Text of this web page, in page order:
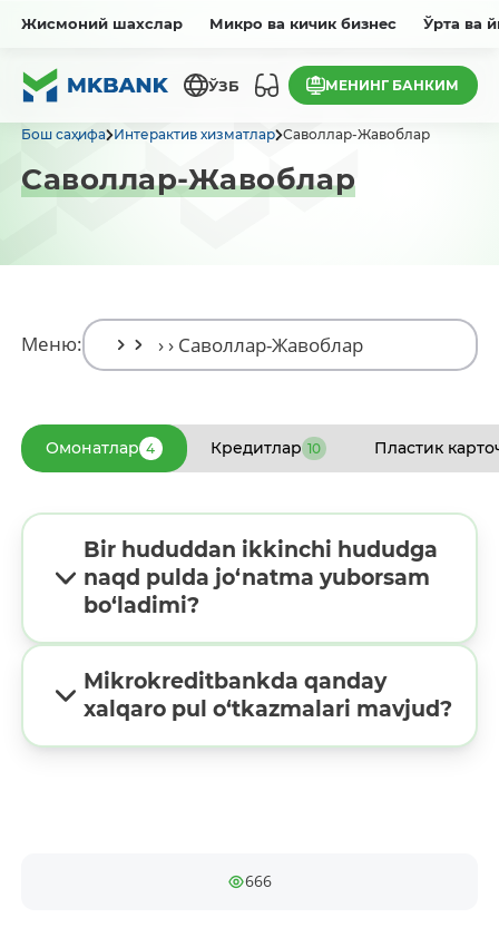
Жисмоний шахслар Микро ва кичик бизнес Ўрта ва
ЎЗБ МЕНИНГ БАНКИМ
Бош саҳифа Интерактив хизматлар Саволлар-Жавоблар
Саволлар-Жавоблар
Меню:
Омонатлар 4 Кредитлар 10 Пластик
Bir hududdan ikkinchi hududga
naqd pulda jo‘natma yuborsam
bo‘ladimi?
Mikrokreditbankda qanday
xalqaro pul o‘tkazmalari mavjud?
666